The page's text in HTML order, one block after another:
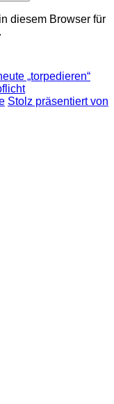
diesem Browser für
„torpedieren“
Stolz präsentiert von